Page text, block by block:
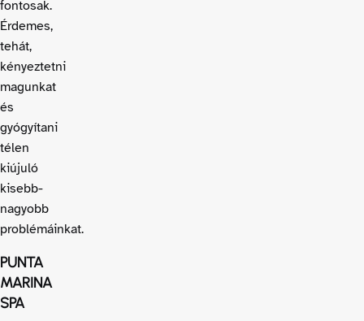
fontosak.
Érdemes,
tehát,
kényeztetni
magunkat
és
gyógyítani
télen
kiújuló
kisebb-
nagyobb
problémáinkat.
PUNTA
MARINA
SPA